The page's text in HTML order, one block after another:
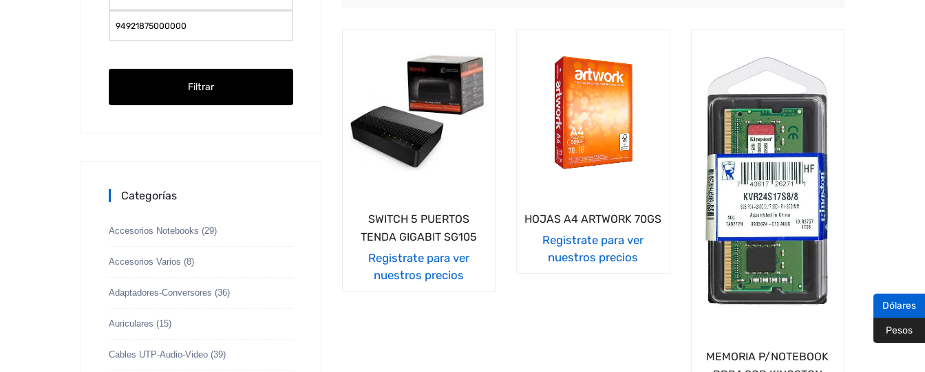
máximo
Filtrar
Categorías
Accesorios Notebooks (29)
Accesorios Varios (8)
Adaptadores-Conversores (36)
Auriculares (15)
Cables UTP-Audio-Video (39)
SWITCH 5 PUERTOS
TENDA GIGABIT SG105
Registrate para ver
nuestros precios
HOJAS A4 ARTWORK 70GS
Registrate para ver
nuestros precios
MEMORIA P/NOTEBOOK
Dólares
Pesos